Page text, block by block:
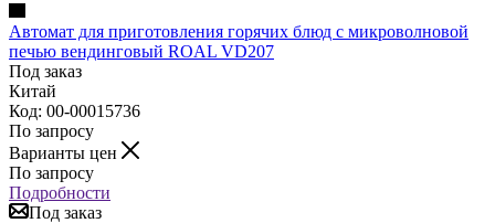
Автомат для приготовления горячих блюд с микроволновой
печью вендинговый ROAL VD207
Под заказ
Китай
Код: 00-00015736
По запросу
Варианты цен
По запросу
Подробности
Под заказ